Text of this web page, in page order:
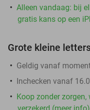
Alleen vandaag: bij
gratis kans op een
Grote kleine
Geldig vanaf
Inchecken vanaf
Koop zonder
verzekerd (meer info)